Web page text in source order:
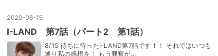
2020-08-15
I-LAND 第7話（パート2 第1話）
8/15 待ちに待ったI-LAND第7話です！！ それではいつも
通り私の感想を！ もう興奮が…